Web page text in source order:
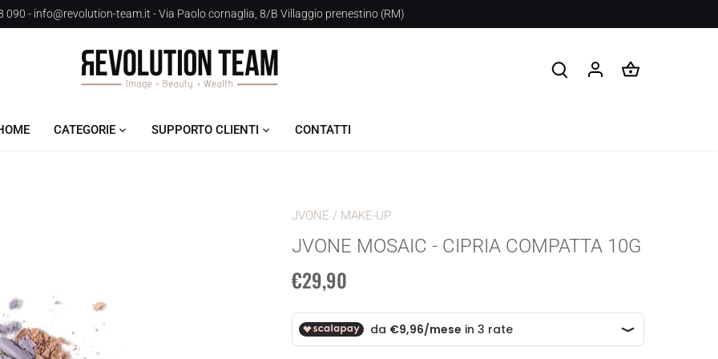
090 - info@revolution-team.it - Via Paolo cornaglia, 8/B Villaggio prenestino (RM)
CATEGORIE SUPPORTO CLIENTI CONTATTI
JVONE / MAKE-UP
JVONE MOSAIC - CIPRIA COMPATTA 10G
€29,90